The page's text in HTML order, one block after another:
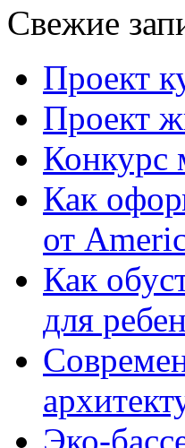
Свежие
Проект
Проект
Конкурс
Как
от
Как
для